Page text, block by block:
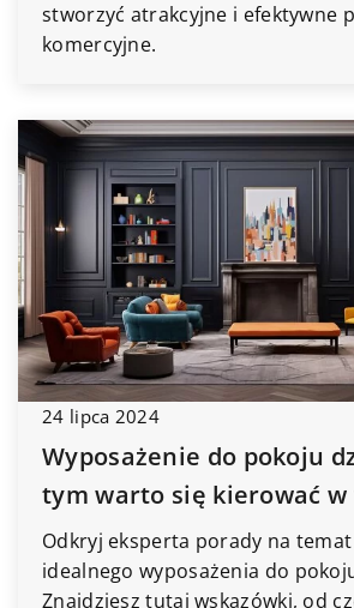
stworzyć atrakcyjne i efektywne
komercyjne.
24 lipca 2024
Wyposażenie do pokoju
tym warto się kierować w
Odkryj eksperta porady na
idealnego wyposażenia do
Znajdziesz tutaj wskazówki, od